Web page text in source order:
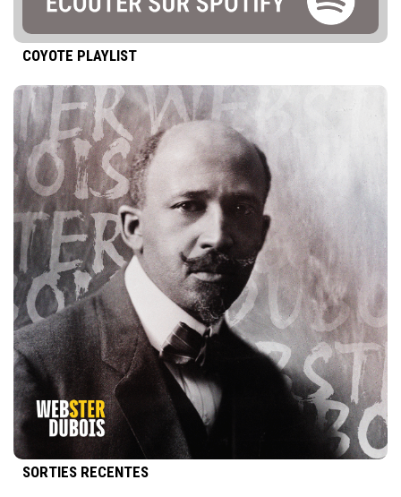
COYOTE PLAYLIST
SORTIES RECENTES